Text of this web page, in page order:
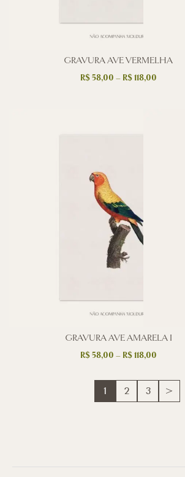
GRAVURA AVE VERMELHA
R$58,00 – R$118,00
GRAVURA AVE AMARELA I
R$58,00 – R$118,00
1 2 3 >